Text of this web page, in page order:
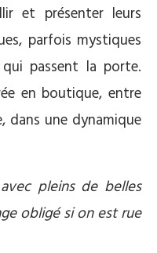
et présenter leurs
parfois mystiques
passent la porte.
en boutique, entre
dans une dynamique
pleins de belles
obligé si on est rue